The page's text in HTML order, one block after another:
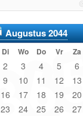
Augustus 2044
Di Wo Do Vr Za
2 3 4 5 6
9 10 11 12 13
16 17 18 19 20
23 24 25 26 27